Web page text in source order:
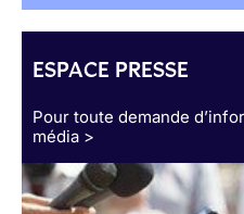
ESPACE PRESSE
Pour toute demande
média >